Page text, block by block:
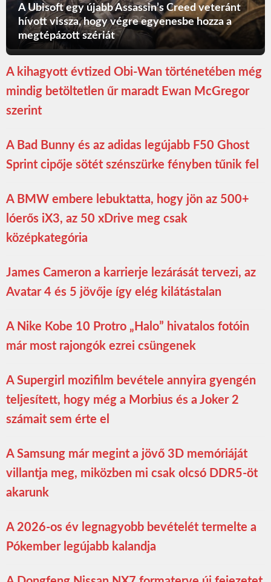
A Ubisoft egy újabb Assassin’s Creed veteránt
hívott vissza, hogy végre egyenesbe hozza a
megtépázott szériát
A kihagyott évtized Obi-Wan történetében még
mindig betöltetlen űr maradt Ewan McGregor
szerint
A Bad Bunny és az adidas legújabb F50 Ghost
Sprint cipője sötét szénszürke fényben tűnik fel
A BMW embere lebuktatta, hogy jön az 500+
lóerős iX3, az 50 xDrive meg csak
középkategória
James Cameron a karrierje lezárását tervezi, az
Avatar 4 és 5 jövője így elég kilátástalan
A Nike Kobe 10 Protro „Halo” hivatalos fotóin
már most rajongók ezrei csüngenek
A Supergirl mozifilm bevétele annyira gyengén
teljesített, hogy még a Morbius és a Joker 2
számait sem érte el
A Samsung már megint a jövő 3D memóriáját
villantja meg, miközben mi csak olcsó DDR5-öt
akarunk
A 2026-os év legnagyobb bevételét termelte a
Pókember legújabb kalandja